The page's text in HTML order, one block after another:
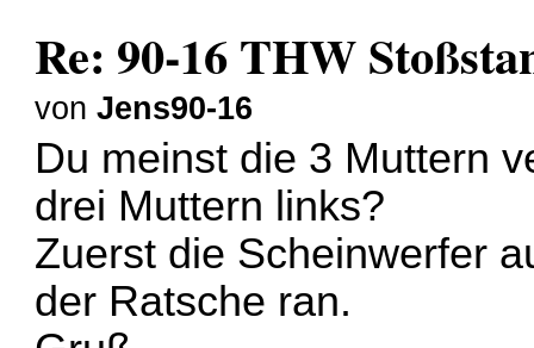
Re: 90-16 THW
vonJens90-16
Du meinst die 3 Muttern
drei Muttern links?
Zuerst die Scheinwerfer
der Ratsche ran.